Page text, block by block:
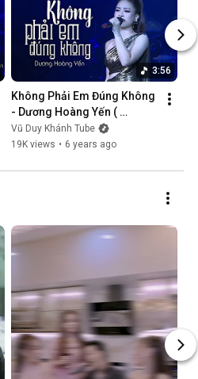
3:56
Không Phải Em Đúng Không
- Dương Hoàng Yến (
LiveShow Vũ Duy Khánh
2019 Phần 6/21 )
Vũ Duy Khánh Tube
19K views • 6 years ago